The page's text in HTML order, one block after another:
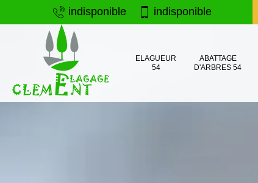
indisponible indisponible
ELAGUEUR
54
ABATTAGE
D'ARBRES 54